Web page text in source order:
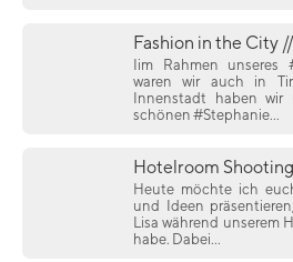
Fashion in the City
Iim Rahmen unseres
waren wir auch in
Innenstadt haben
schönen #Stephanie...
Hotelroom Shooting
Heute möchte ich
und Ideen
Lisa während unserem
habe. Dabei...